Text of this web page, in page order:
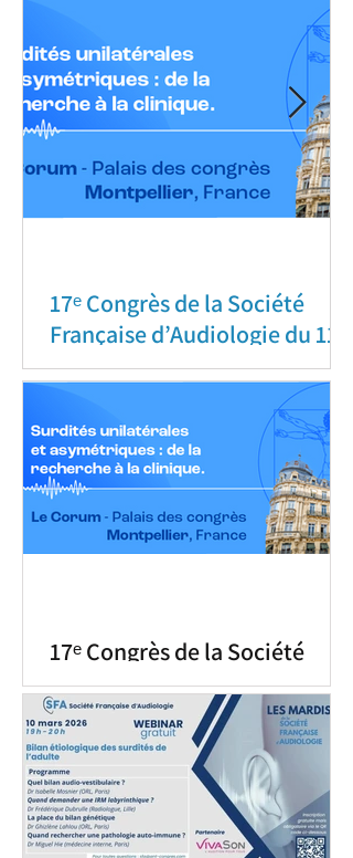
17ᵉ Congrès de la Société
Française d’Audiologie du 11–
12 septembre 2026
17ᵉ Congrès de la Société
Française d’Audiologie du 11–
12 septembre 2026
🎧 17ᵉ Congrès de la Société Française
d’Audiologie – SFA 📅 📍 Le Corum –
Montpellier Le 17ᵉ Congrès de la Société
Française d’Audiologie sera consacré à un